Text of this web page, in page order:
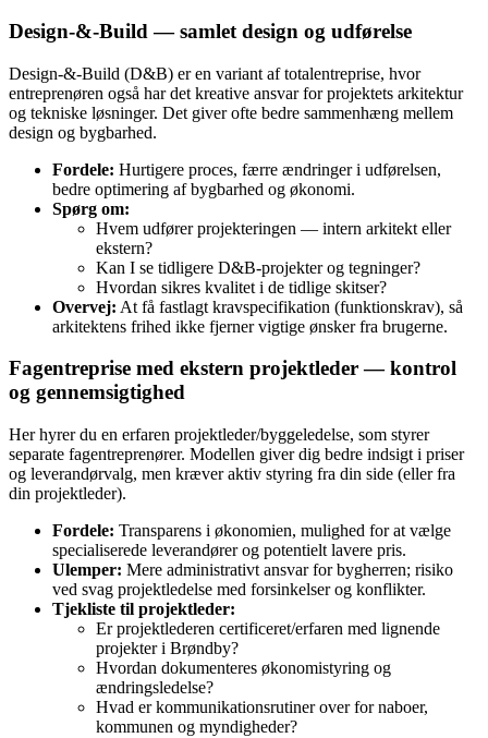
Design‑&‑Build — samlet design og udførelse
Design‑&‑Build (D&B) er en variant af totalentreprise, hvor
entreprenøren også har det kreative ansvar for projektets arkitektur
og tekniske løsninger. Det giver ofte bedre sammenhæng mellem
design og bygbarhed.
Fordele: Hurtigere proces, færre ændringer i udførelsen,
bedre optimering af bygbarhed og økonomi.
Spørg om:
Hvem udfører projekteringen — intern arkitekt eller
ekstern?
Kan I se tidligere D&B‑projekter og tegninger?
Hvordan sikres kvalitet i de tidlige skitser?
Overvej: At få fastlagt kravspecifikation (funktionskrav), så
arkitektens frihed ikke fjerner vigtige ønsker fra brugerne.
Fagentreprise med ekstern projektleder — kontrol
og gennemsigtighed
Her hyrer du en erfaren projektleder/byggeledelse, som styrer
separate fagentreprenører. Modellen giver dig bedre indsigt i priser
og leverandørvalg, men kræver aktiv styring fra din side (eller fra
din projektleder).
Fordele: Transparens i økonomien, mulighed for at vælge
specialiserede leverandører og potentielt lavere pris.
Ulemper: Mere administrativt ansvar for bygherren; risiko
ved svag projektledelse med forsinkelser og konflikter.
Tjekliste til projektleder:
Er projektlederen certificeret/erfaren med lignende
projekter i Brøndby?
Hvordan dokumenteres økonomistyring og
ændringsledelse?
Hvad er kommunikationsrutiner over for naboer,
kommunen og myndigheder?